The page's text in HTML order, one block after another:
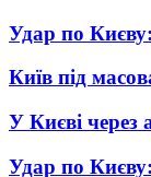
Удар по
Київ під
У Києві через
Удар по